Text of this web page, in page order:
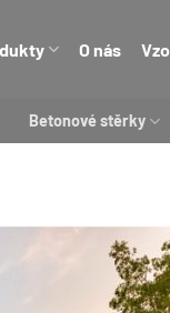
O nás
Betonové stěrky